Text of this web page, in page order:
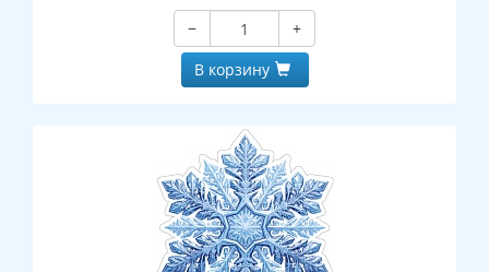
−
+
В корзину